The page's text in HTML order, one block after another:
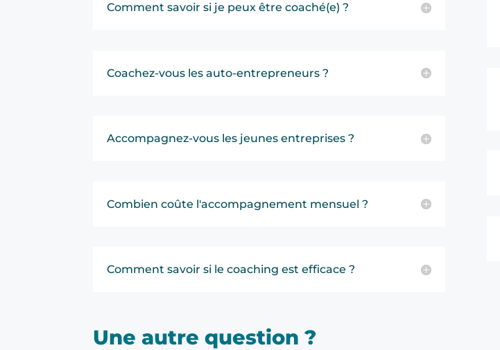
Comment savoir si je peux être coaché(e) ?
Coachez-vous les auto-entrepreneurs ?
Accompagnez-vous les jeunes entreprises ?
Combien coûte l'accompagnement mensuel ?
Comment savoir si le coaching est efficace ?
Une autre question ?